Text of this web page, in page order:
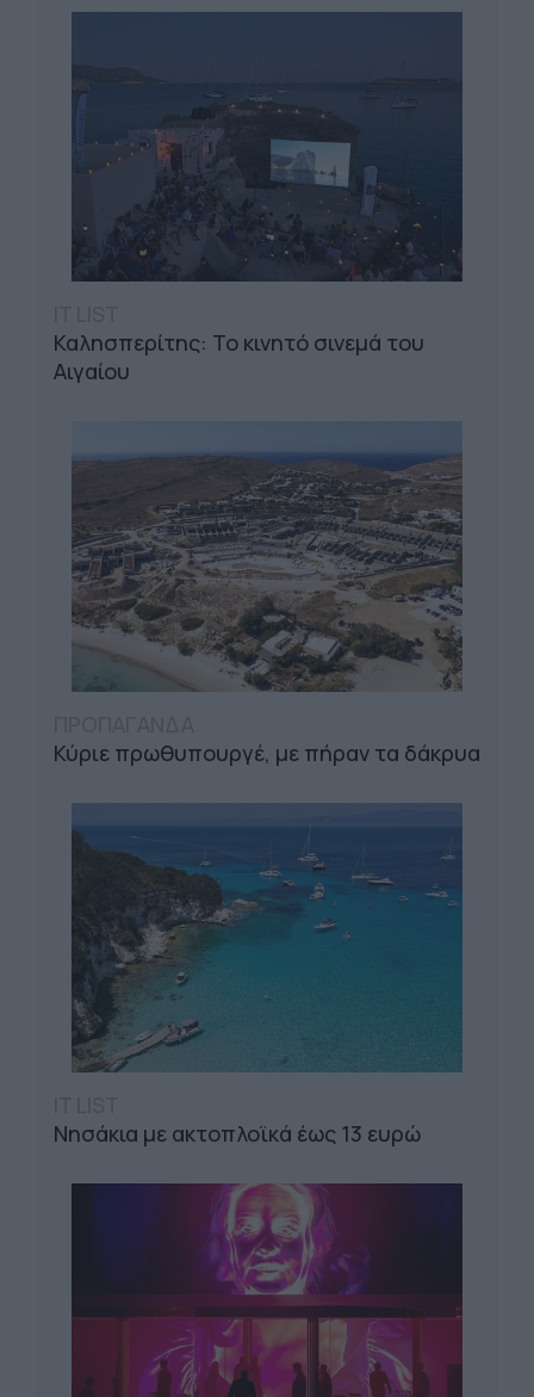
Καλησπερίτης: Το κινητό σινεμά του
Αιγαίου
Κύριε πρωθυπουργέ, με πήραν τα δάκρυα
Νησάκια με ακτοπλοϊκά έως 13 ευρώ